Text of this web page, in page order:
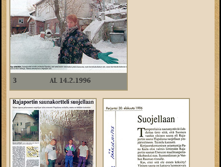
3 AL 14.2.1996